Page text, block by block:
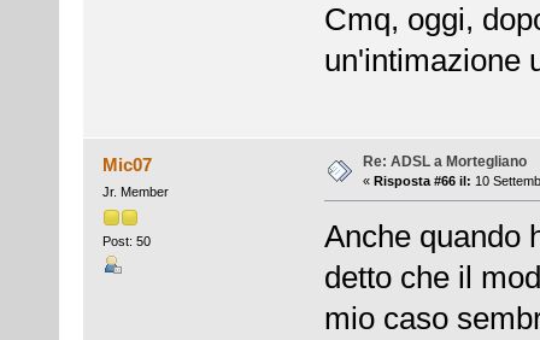
Cmq, oggi,
un'intimazione
Mic07
Jr. Member
Post: 50
Re: ADSL a Mortegliano
« Risposta #66 il: 10
Anche quando
detto che il
mio caso